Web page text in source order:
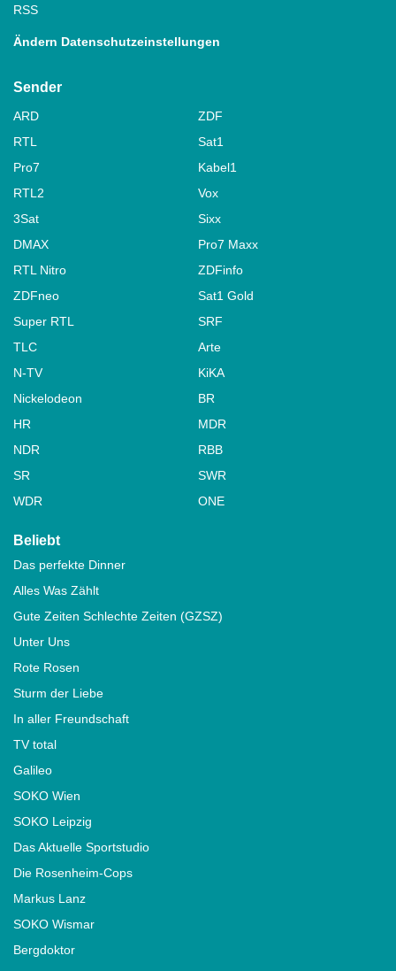
RSS
Ändern Datenschutzeinstellungen
Sender
ARD
ZDF
RTL
Sat1
Pro7
Kabel1
RTL2
Vox
3Sat
Sixx
DMAX
Pro7 Maxx
RTL Nitro
ZDFinfo
ZDFneo
Sat1 Gold
Super RTL
SRF
TLC
Arte
N-TV
KiKA
Nickelodeon
BR
HR
MDR
NDR
RBB
SR
SWR
WDR
ONE
Beliebt
Das perfekte Dinner
Alles Was Zählt
Gute Zeiten Schlechte Zeiten (GZSZ)
Unter Uns
Rote Rosen
Sturm der Liebe
In aller Freundschaft
TV total
Galileo
SOKO Wien
SOKO Leipzig
Das Aktuelle Sportstudio
Die Rosenheim-Cops
Markus Lanz
SOKO Wismar
Bergdoktor